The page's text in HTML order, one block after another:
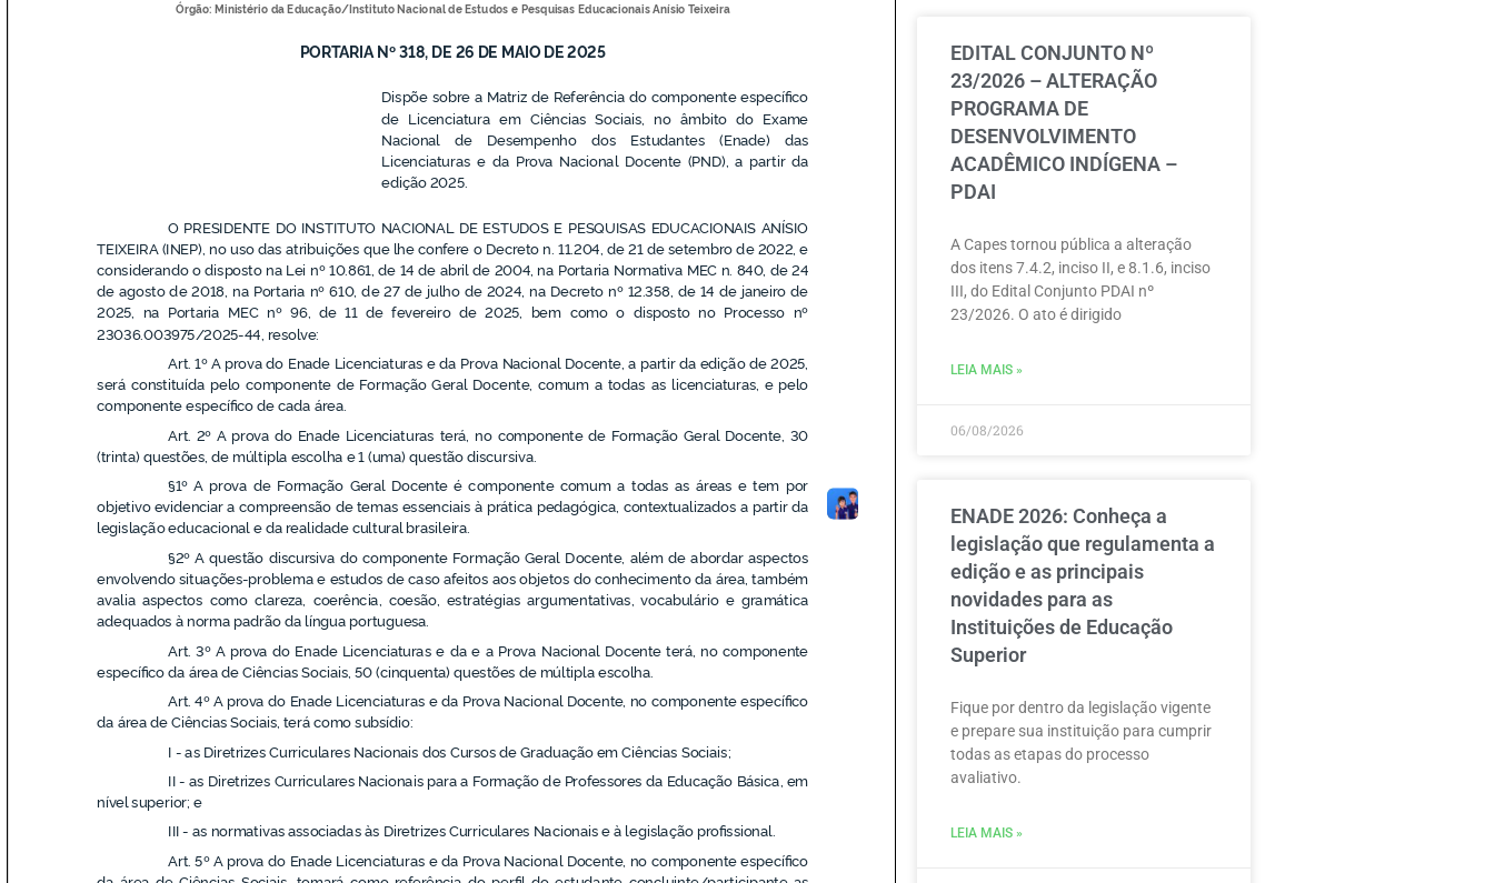
EDITAL CONJUNTO Nº
23/2026 – ALTERAÇÃO
PROGRAMA DE
DESENVOLVIMENTO
ACADÊMICO INDÍGENA –
PDAI
A Capes tornou pública a alteração
dos itens 7.4.2, inciso II, e 8.1.6, inciso
III, do Edital Conjunto PDAI nº
23/2026. O ato é dirigido
LEIA MAIS »
06/08/2026
ENADE 2026: Conheça a
legislação que regulamenta a
edição e as principais
novidades para as
Instituições de Educação
Superior
Fique por dentro da legislação vigente
e prepare sua instituição para cumprir
todas as etapas do processo
avaliativo.
LEIA MAIS »